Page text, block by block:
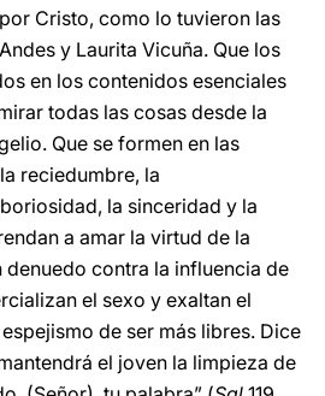
Cristo, como lo tuvieron las
y Laurita Vicuña. Que los
en los contenidos esenciales
todas las cosas desde la
Que se formen en las
reciedumbre, la
la sinceridad y la
a amar la virtud de la
denuedo contra la influencia de
el sexo y exaltan el
de ser más libres. Dice
el joven la limpieza de